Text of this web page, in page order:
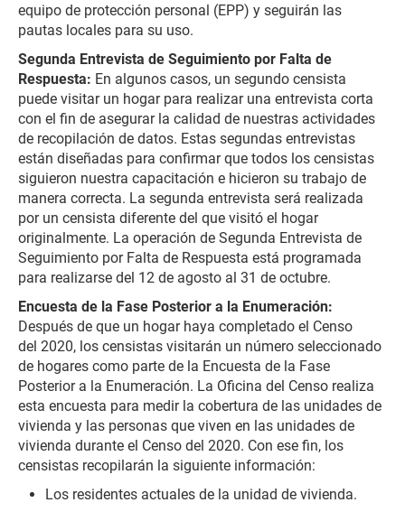
equipo de protección personal (EPP) y seguirán las
pautas locales para su uso.
Segunda Entrevista de Seguimiento por Falta de
Respuesta: En algunos casos, un segundo censista
puede visitar un hogar para realizar una entrevista corta
con el fin de asegurar la calidad de nuestras actividades
de recopilación de datos. Estas segundas entrevistas
están diseñadas para confirmar que todos los censistas
siguieron nuestra capacitación e hicieron su trabajo de
manera correcta. La segunda entrevista será realizada
por un censista diferente del que visitó el hogar
originalmente. La operación de Segunda Entrevista de
Seguimiento por Falta de Respuesta está programada
para realizarse del 12 de agosto al 31 de octubre.
Encuesta de la Fase Posterior a la Enumeración:
Después de que un hogar haya completado el Censo
del 2020, los censistas visitarán un número seleccionado
de hogares como parte de la Encuesta de la Fase
Posterior a la Enumeración. La Oficina del Censo realiza
esta encuesta para medir la cobertura de las unidades de
vivienda y las personas que viven en las unidades de
vivienda durante el Censo del 2020. Con ese fin, los
censistas recopilarán la siguiente información:
Los residentes actuales de la unidad de vivienda.